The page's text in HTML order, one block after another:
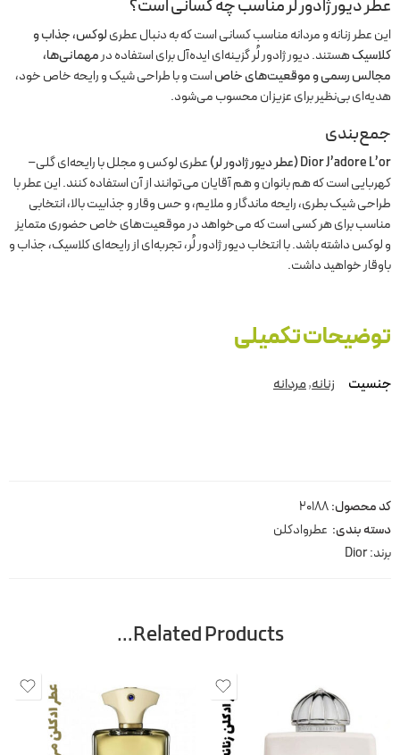
عطر دیور ژادور لرمناسب چه کسانی است؟
این عطر زنانه و مردانه مناسب کسانی است که به دنبال عطریلوکس، جذاب و
کلاسیکهستند. دیور ژادور لُر گزینه‌ای ایده‌آل برای استفاده درمهمانی‌ها،
مجالس رسمی و موقعیت‌های خاصاست و با طراحی شیک و رایحه خاص خود،
هدیه‌ای بی‌نظیر برای عزیزان محسوب می‌شود.
جمع‌بندی
Dior J’adore L’or (عطر دیور ژادور لر)
عطری لوکس و مجلل با رایحه‌ای گلی–
کهربایی است که هم بانوان و هم آقایان می‌توانند از آن استفاده کنند. این عطر با
طراحی شیک بطری، رایحه ماندگار و ملایم، و حس وقار و جذابیت بالا، انتخابی
مناسب برای هر کسی است که می‌خواهد در موقعیت‌های خاص حضوری متمایز
و لوکس داشته باشد. با انتخاب دیور ژادور لُر، تجربه‌ای از رایحه‌ای کلاسیک، جذاب و
باوقار خواهید داشت.
توضیحات تکمیلی
جنسیت زنانه,مردانه
کد محصول:20188
دسته بندی: عطروادکلن
برند:Dior
Related Products…